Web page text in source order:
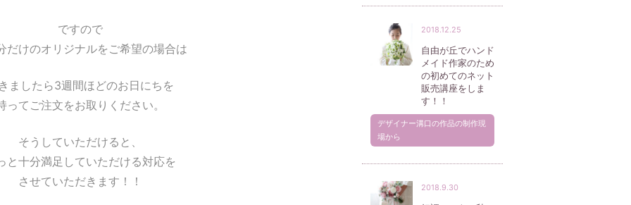
ですので
だけのオリジナルをご希望の場合は
ましたら3週間ほどのお日にちを
ってご注文をお取りください。
そうしていただけると、
と十分満足していただける対応を
させていただきます！！
2018.12.25
自由が丘でハンド
メイド作家のため
の初めてのネット
販売講座をしま
す！！
デザイナー溝口の作品の制作現
場から
2018.9.30